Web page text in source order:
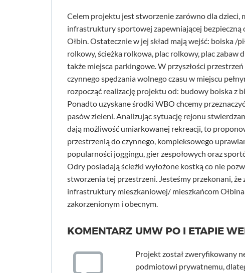
Celem projektu jest stworzenie zarówno dla dzieci,
infrastruktury sportowej zapewniającej
Ołbin. Ostatecznie w jej skład mają wejść: boiska /
rolkowy, ścieżka rolkowa, plac rolkowy, plac zabaw
także miejsca parkingowe. W przyszłości
czynnego spędzania wolnego czasu w miejscu
rozpocząć realizację projektu od: budowy boiska z
Ponadto uzyskane środki WBO chcemy
pasów zieleni. Analizując sytuację rejonu
dają możliwość umiarkowanej rekreacji, to
przestrzenią do czynnego, kompleksowego
popularności joggingu, gier zespołowych oraz
Odry posiadają ścieżki wyłożone kostką co nie
stworzenia tej przestrzeni. Jesteśmy przekonani,
infrastruktury mieszkaniowej/ mieszkańcom
zakorzenionym i obecnym.
KOMENTARZ UMW PO I ETAPIE
Projekt został zweryfikowany
podmiotowi prywatnemu,